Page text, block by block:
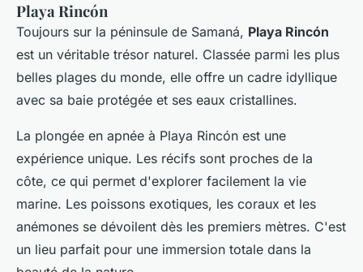
Playa Rincón
Toujours sur la péninsule de Samaná, Playa Rincón
est un véritable trésor naturel. Classée parmi les plus
belles plages du monde, elle offre un cadre idyllique
avec sa baie protégée et ses eaux cristallines.
La plongée en apnée à Playa Rincón est une
expérience unique. Les récifs sont proches de la
côte, ce qui permet d'explorer facilement la vie
marine. Les poissons exotiques, les coraux et les
anémones se dévoilent dès les premiers mètres. C'est
un lieu parfait pour une immersion totale dans la